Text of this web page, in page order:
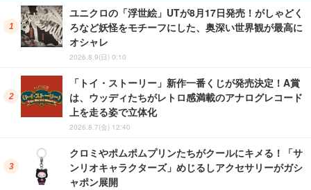
ユニクロの「浮世絵」UTが8月17日発売！がしゃどく
ろなど妖怪をモチーフにした、奥深い世界観が最高に
オシャレ
2026.8.9(日) 0:10
「トイ・ストーリー」新作一番くじが発売決定！A賞
は、ウッディたちがレトロ感満載のアナログレコード
上を走る姿で立体化
2026.8.7(金) 12:40
クロミやポムポムプリンたちがクールにキメる！「サ
ンリオキャラクターズ」めじるしアクセサリーがガシ
ャポン展開